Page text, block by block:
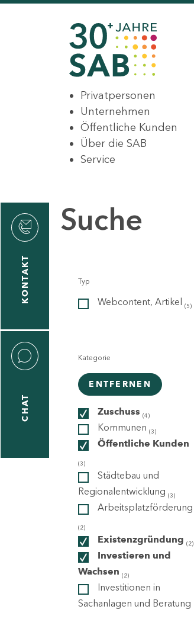
Privatpersonen
Unternehmen
Öffentliche Kunden
Über die SAB
Service
KONTAKT
CHAT
Suche
Typ
Webcontent, Artikel (5)
Kategorie
ENTFERNEN
Zuschuss (4)
Kommunen (3)
Öffentliche Kunden
(3)
Städtebau und
Regionalentwicklung (3)
Arbeitsplatzförderung
(2)
Existenzgründung (2)
Investieren und
Wachsen (2)
Investitionen in
Sachanlagen und Beratung